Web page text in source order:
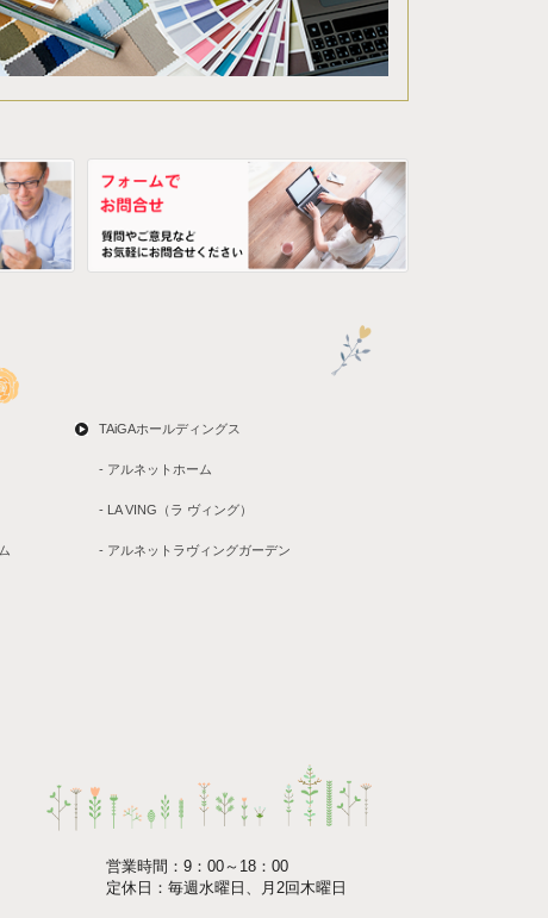
TAiGAホールディングス
- アルネットホーム
- LA VING（ラ ヴィング）
- アルネットラヴィングガーデン
営業時間：9：00～18：00
定休日：毎週水曜日、月2回木曜日